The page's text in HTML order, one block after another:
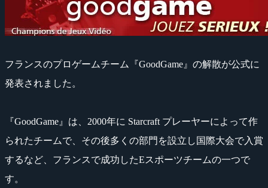
フランスのプロゲームチーム『GoodGame』の解散が公式に
発表されました。
『GoodGame』は、2000年に Starcraft プレーヤーによって作
られたチームで、その後多くの部門を設立し国際大会で入賞
するなど、フランスで成功したEスポーツチームの一つで
す。